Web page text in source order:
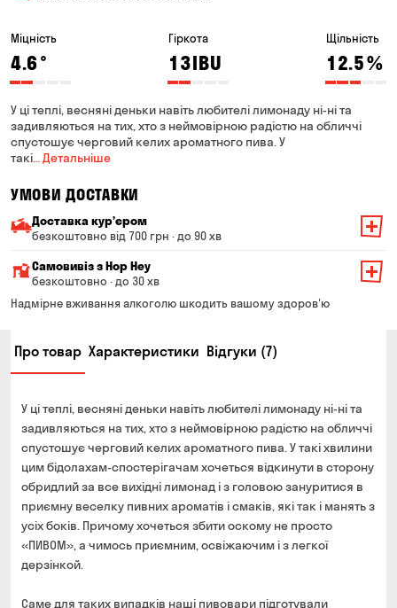
Міцність
4.6°
Гіркота
13IBU
Щільність
12.5%
У ці теплі, весняні деньки навіть любителі лимонаду ні-ні та
задивляються на тих, хто з неймовірною радістю на обличчі
спустошує черговий келих ароматного пива. У
такі… Детальніше
УМОВИ ДОСТАВКИ
Доставка курʼєром
безкоштовно від 700 грн · до 90 хв
Мінімальна сума всього замовлення — 200 грн
Вартість доставки залежить від суми всього замовлення:
Від 200 до 299 грн
Від 400 до 699 грн
Від 700 грн безкоштовно
Термін доставки — до 90 хвилин
*на час доставки можуть впливати повітряні тривоги
Оплата:
готівкою кур'єру
банківською картою на сайті
Самовивіз з Hop Hey
безкоштовно · до 30 хв
Мінімальна сума всього замовлення — 250 грн
Можете без черги забрати з магазину в зручний для
Вас час
готівкою в магазині
банківською картою на сайті та в магазині
Надмірне вживання алкоголю шкодить вашому здоров'ю
Про товар Характеристики Відгуки (7)
У ці теплі, весняні деньки навіть любителі лимонаду ні-ні та
задивляються на тих, хто з неймовірною радістю на обличчі
спустошує черговий келих ароматного пива. У такі хвилини
цим бідолахам-спостерігачам хочеться відкинути в сторону
обридлий за все вихідні лимонад і з головою зануритися в
приємну веселку пивних ароматів і смаків, які так і манять з
усіх боків. Причому хочеться збити оскому не просто
«ПИВОМ», а чимось приємним, освіжаючим і з легкої
дерзінкой.
Саме для таких випадків наші пивовари підготували